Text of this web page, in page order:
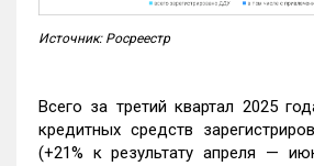
Источник: Росреестр
Всего за третий квартал 2025
кредитных средств
(+21% к результату апреля —